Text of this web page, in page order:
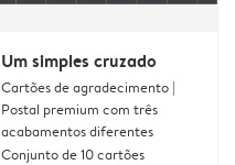
Um simples cruzado
Cartões de agradecimento |
Postal premium com três
acabamentos diferentes
Conjunto de 10 cartões